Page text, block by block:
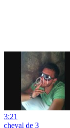
3:21
cheval de 3